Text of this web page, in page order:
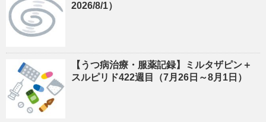
2026/8/1）
【うつ病治療・服薬記録】ミルタザピン＋
スルピリド422週目（7月26日～8月1日）